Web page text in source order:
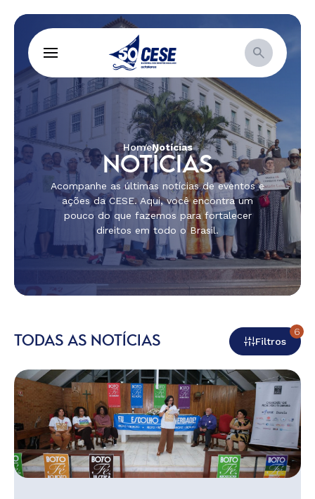
HomeNotícias
NOTÍCIAS
Acompanhe as últimas notícias de eventos e
ações da CESE. Aqui, você encontra um
pouco do que fazemos para fortalecer
direitos em todo o Brasil.
TODAS AS NOTÍCIAS Filtros
6